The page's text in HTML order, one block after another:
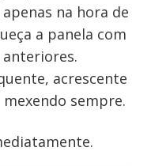
na hora de
a panela com
acrescente
sempre.